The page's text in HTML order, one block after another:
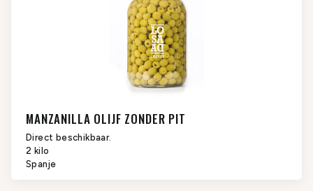
MANZANILLA OLIJF ZONDER PIT
Direct beschikbaar.
2 kilo
Spanje